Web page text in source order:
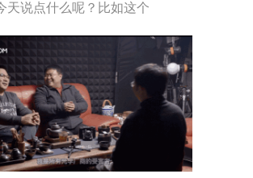
天说点什么呢？比如这个